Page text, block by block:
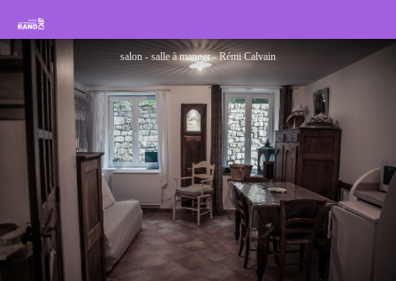
Rando Sisteron Buëch Baronnies Provençales
salon - salle à manger - Rémi Calvain